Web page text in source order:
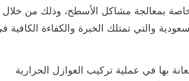
بمعالجة مشاكل الأسطح، وذلك من خلال
والتي تمتلك الخبرة والكفاءة الكافية
بها في عملية تركيب العوازل الحرارية